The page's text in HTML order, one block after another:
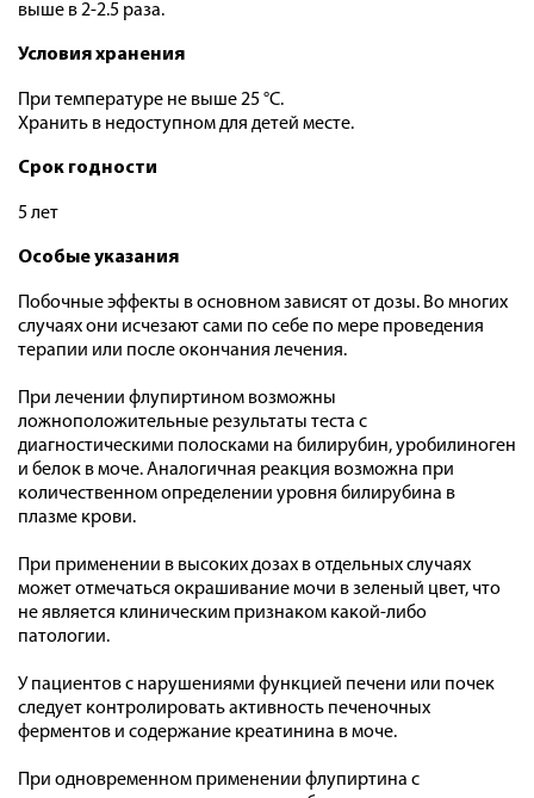
выше в 2-2.5 раза.
Условия хранения
При температуре не выше 25 °C.
Хранить в недоступном для детей месте.
Срок годности
5 лет
Особые указания
Побочные эффекты в основном зависят от дозы. Во многих
случаях они исчезают сами по себе по мере проведения
терапии или после окончания лечения.
При лечении флупиртином возможны
ложноположительные результаты теста с
диагностическими полосками на билирубин, уробилиноген
и белок в моче. Аналогичная реакция возможна при
количественном определении уровня билирубина в
плазме крови.
При применении в высоких дозах в отдельных случаях
может отмечаться окрашивание мочи в зеленый цвет, что
не является клиническим признаком какой-либо
патологии.
У пациентов с нарушениями функцией печени или почек
следует контролировать активность печеночных
ферментов и содержание креатинина в моче.
При одновременном применении флупиртина с